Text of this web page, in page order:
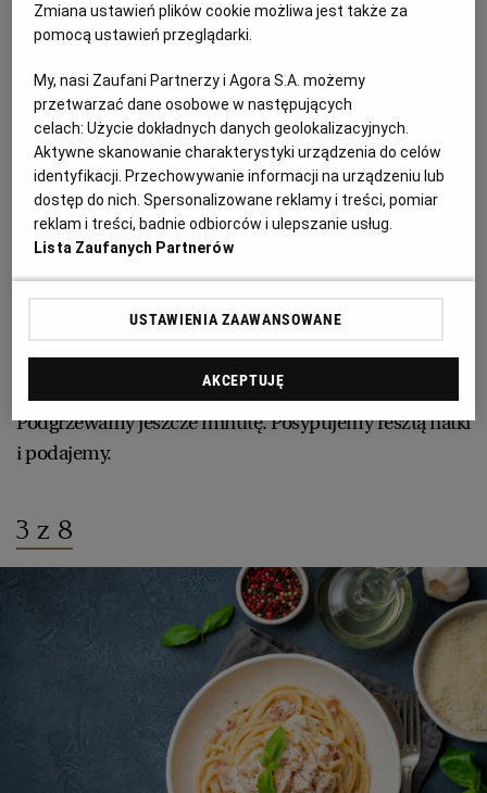
Sposób przygotowania
W dużym rondlu rozgrzewamy oliwę, podsmażamy
posiekany czosnek, większość posiekanej natki i
posiekaną papryczkę. Wrzucamy oczyszczone małże,
wlewamy wino i bulion, solimy do smaku.
Przykrywamy, zwiększamy ogień. Gotujemy 10 minut,
co jakiś czas potrząsając rondlem. Odkrywamy rondel,
wyrzucamy puste (czyli te, od których podczas
gotowania odeszły małże) oraz wszystkie nieotwarte.
Do rondla z małżami wkładamy ugotowany i
odcedzony makaron, mieszamy i zmniejszamy ogień.
Podgrzewamy jeszcze minutę. Posypujemy resztą natki
i podajemy.
3 z 8
Zmiana ustawień plików cookie możliwa jest także za
pomocą ustawień przeglądarki.
My, nasi Zaufani Partnerzy i Agora S.A. możemy
przetwarzać dane osobowe w następujących
celach:Użycie dokładnych danych geolokalizacyjnych.
Aktywne skanowanie charakterystyki urządzenia do celów
identyfikacji. Przechowywanie informacji na urządzeniu lub
dostęp do nich. Spersonalizowane reklamy i treści, pomiar
reklam i treści, badnie odbiorców i ulepszanie usług.
Lista Zaufanych Partnerów
USTAWIENIA ZAAWANSOWANE
AKCEPTUJĘ